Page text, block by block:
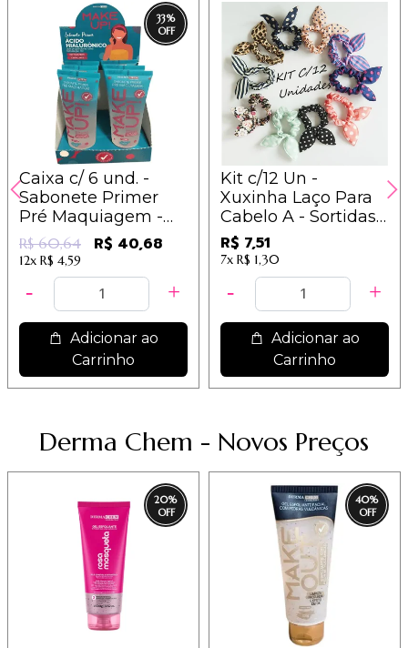
33%
Caixa c/ 6 und. -
Sabonete Primer
Pré Maquiagem -
Make Up -
Dermachem
R$ 60,64 R$ 40,68
12x R$ 4,59
Adicionar ao
Carrinho
Kit c/12 Un -
Xuxinha Laço Para
Cabelo A - Sortidas -
IM
R$ 7,51
7x R$ 1,30
Adicionar ao
Carrinho
Derma Chem - Novos Preços
20% 40%